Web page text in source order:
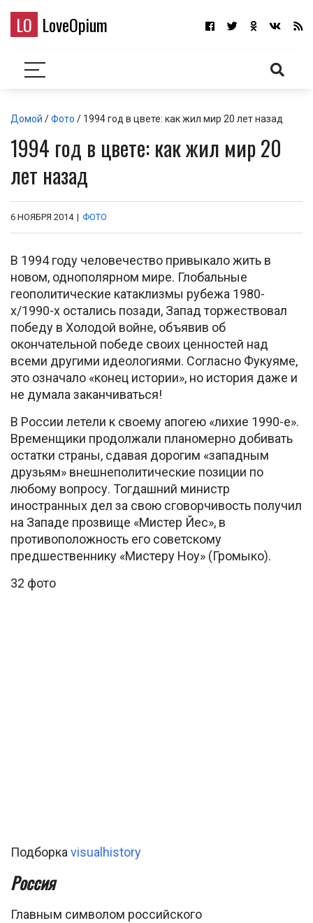
LO LoveOpium
Домой /Фото / 1994 год в цвете: как жил мир 20 лет назад
1994 год в цвете: как жил мир 20
лет назад
6 НОЯБРЯ 2014 | ФОТО
В 1994 году человечество привыкало жить в
новом, однополярном мире. Глобальные
геополитические катаклизмы рубежа 1980-
х/1990-х остались позади, Запад торжествовал
победу в Холодой войне, объявив об
окончательной победе своих ценностей над
всеми другими идеологиями. Согласно Фукуяме,
это означало «конец истории», но история даже и
не думала заканчиваться!
В России летели к своему апогею «лихие 1990-е».
Временщики продолжали планомерно добивать
остатки страны, сдавая дорогим «западным
друзьям» внешнеполитические позиции по
любому вопросу. Тогдашний министр
иностранных дел за свою сговорчивость получил
на Западе прозвище «Мистер Йес», в
противоположность его советскому
предшественнику «Мистеру Ноу» (Громыко).
32 фото
Подборка visualhistory
Россия
Главным символом российского